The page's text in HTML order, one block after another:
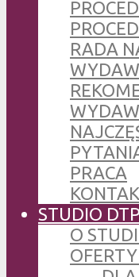
RADA
PRACA
STUDIO DTP
O